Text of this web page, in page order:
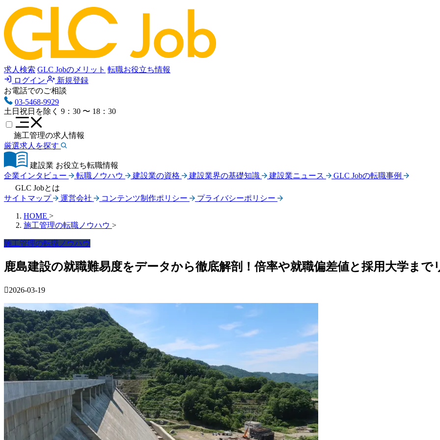
求人検索 GLC Jobのメリット 転職お役立ち情報
ログイン
新規登録
お電話でのご相談
03-5468-9929
土日祝日を除く 9：30 〜 18：30
施工管理の求人情報
厳選求人を探す
建設業 お役立ち転職情報
企業インタビュー
転職ノウハウ 建設業の資格 建設業界の基礎知識 建設業ニュース
GLC Jobの転職事例
GLC Jobとは
サイトマップ
運営会社 コンテンツ制作ポリシー プライバシーポリシー
HOME >
施工管理の転職ノウハウ >
施工管理の転職ノウハウ
鹿島建設の就職難易度をデータから徹底解剖！倍率や就職偏差値と採用大学まで
2026-03-19